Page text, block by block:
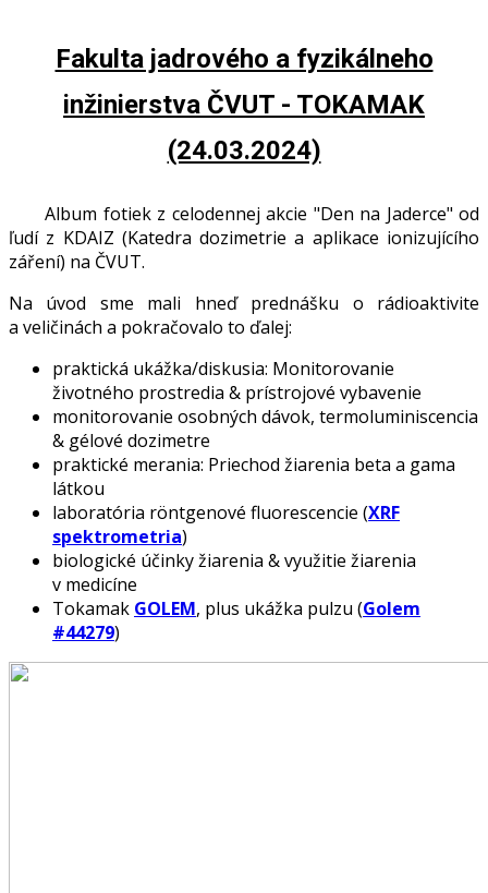
Fakulta jadrového a fyzikálneho
inžinierstva ČVUT - TOKAMAK
(24.03.2024)
Album fotiek z celodennej akcie "Den na Jaderce" od
ľudí z KDAIZ (Katedra dozimetrie a aplikace ionizujícího
záření) na ČVUT.
Na úvod sme mali hneď prednášku o rádioaktivite
a veličinách a pokračovalo to ďalej:
praktická ukážka/diskusia: Monitorovanie
životného prostredia & prístrojové vybavenie
monitorovanie osobných dávok, termoluminiscencia
& gélové dozimetre
praktické merania: Priechod žiarenia beta a gama
látkou
laboratória röntgenové fluorescencie (XRF
spektrometria)
biologické účinky žiarenia & využitie žiarenia
v medicíne
Tokamak GOLEM, plus ukážka pulzu (Golem
#44279)